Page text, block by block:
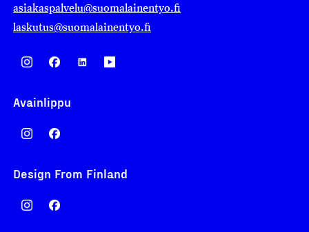
asiakaspalvelu@suomalainentyo.fi
laskutus@suomalainentyo.fi
Avainlippu
Design From Finland